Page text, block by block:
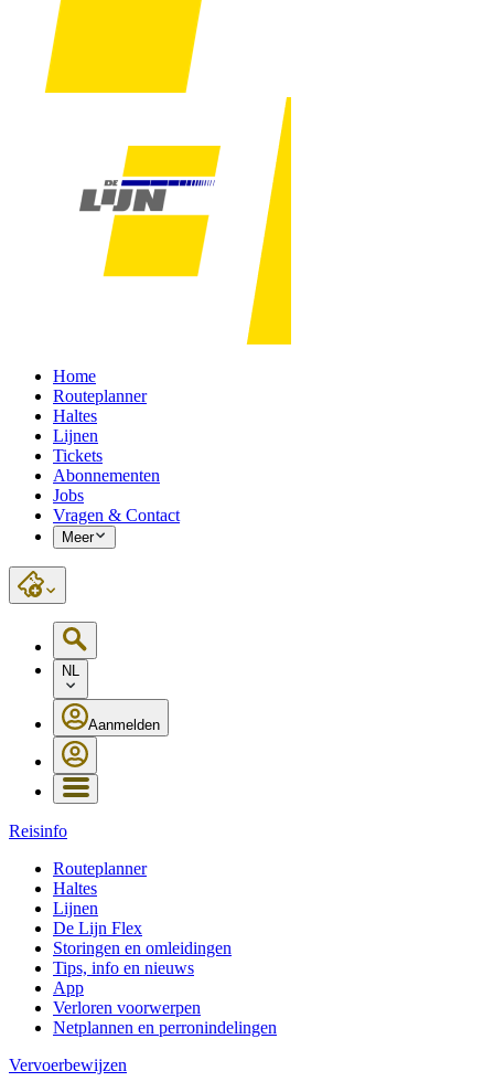
Home
Routeplanner
Haltes
Lijnen
Tickets
Abonnementen
Jobs
Vragen & Contact
Meer
NL
Aanmelden
Reisinfo
Routeplanner
Haltes
Lijnen
De Lijn Flex
Storingen en omleidingen
Tips, info en nieuws
App
Verloren voorwerpen
Netplannen en perronindelingen
Vervoerbewijzen